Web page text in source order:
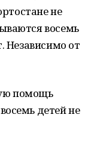
не
восемь
Независимо от
помощь
детей не